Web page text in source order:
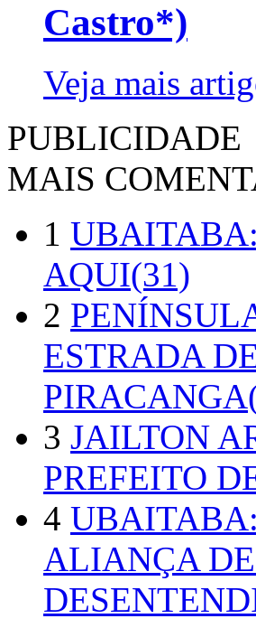
Castro*)
Veja mais
PUBLICIDADE
MAIS
1
AQUI(31)
2
ESTRADA
3 JAILTON
PREFEITO
4
ALIANÇA